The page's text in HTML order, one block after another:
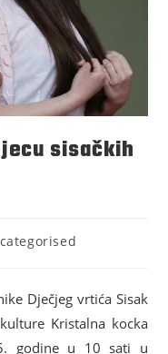
sisačkih
Dječjeg vrtića Sisak
Kristalna kocka
godine u 10 sati u